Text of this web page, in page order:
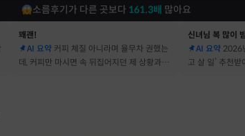
소름후기가 다른 곳보다 161.3배 많아요
꽤괜!
AI 요약 커피 체질 아니라며 율무차 권했는
데, 커피만 마시면 속 뒤집어지던 제 상황과 딱
신녀님 복 많이
AI 요약 2026
고 살 일’ 추천